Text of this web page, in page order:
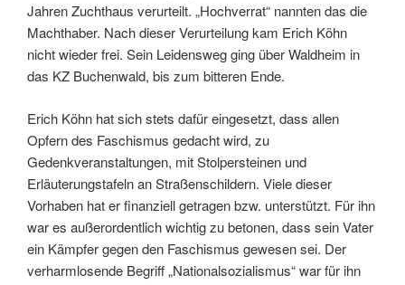
Jahren Zuchthaus verurteilt. „Hochverrat“ nannten das die
Machthaber. Nach dieser Verurteilung kam Erich Köhn
nicht wieder frei. Sein Leidensweg ging über Waldheim in
das KZ Buchenwald, bis zum bitteren Ende.
Erich Köhn hat sich stets dafür eingesetzt, dass allen
Opfern des Faschismus gedacht wird, zu
Gedenkveranstaltungen, mit Stolpersteinen und
Erläuterungstafeln an Straßenschildern. Viele dieser
Vorhaben hat er finanziell getragen bzw. unterstützt. Für ihn
war es außerordentlich wichtig zu betonen, dass sein Vater
ein Kämpfer gegen den Faschismus gewesen sei. Der
verharmlosende Begriff „Nationalsozialismus“ war für ihn